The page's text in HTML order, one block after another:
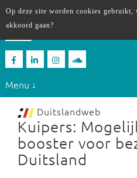
Menu ↓
Duitslandweb
Kuipers:
booster voor
Duitsland
Op deze site worden cookies gebruikt,
akkoord gaan?